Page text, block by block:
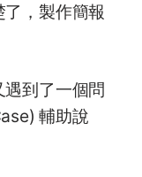
，製作簡報
到了一個問
輔助說